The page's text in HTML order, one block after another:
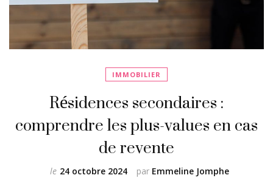
IMMOBILIER
Résidences secondaires :
comprendre les plus-values en cas
de revente
par Emmeline Jomphe
le 24 octobre 2024